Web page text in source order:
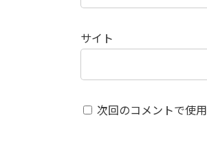
サイト
次回のコメントで使